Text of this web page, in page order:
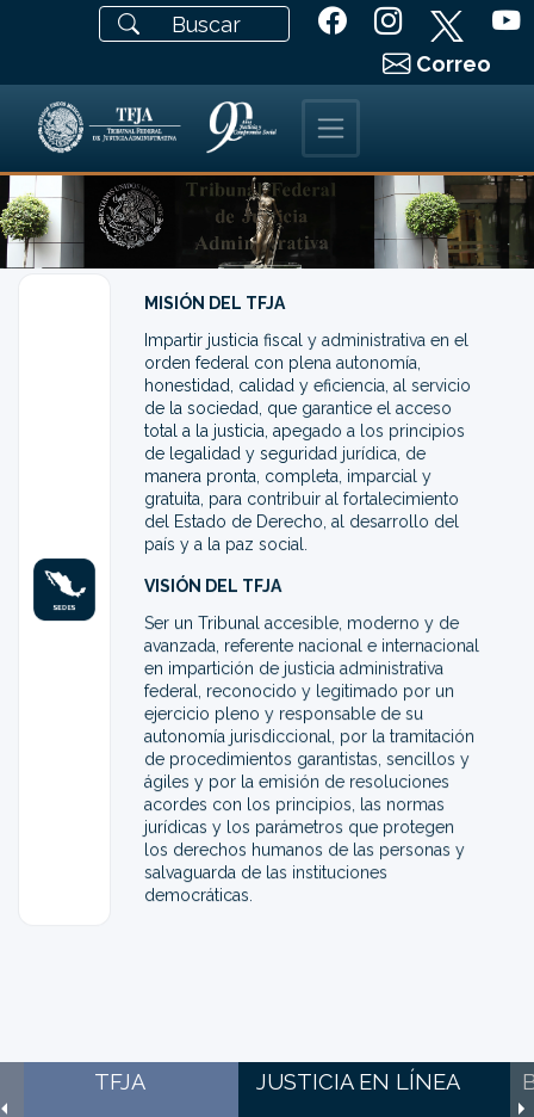
Correo
MISIÓN DEL TFJA
Impartir justicia fiscal y administrativa en el
orden federal con plena autonomía,
honestidad, calidad y eficiencia, al servicio
de la sociedad, que garantice el acceso
total a la justicia, apegado a los principios
de legalidad y seguridad jurídica, de
manera pronta, completa, imparcial y
gratuita, para contribuir al fortalecimiento
del Estado de Derecho, al desarrollo del
país y a la paz social.
VISIÓN DEL TFJA
Ser un Tribunal accesible, moderno y de
avanzada, referente nacional e internacional
en impartición de justicia administrativa
federal, reconocido y legitimado por un
ejercicio pleno y responsable de su
autonomía jurisdiccional, por la tramitación
de procedimientos garantistas, sencillos y
ágiles y por la emisión de resoluciones
acordes con los principios, las normas
jurídicas y los parámetros que protegen
los derechos humanos de las personas y
salvaguarda de las instituciones
democráticas.
TFJA JUSTICIA EN LÍNEA